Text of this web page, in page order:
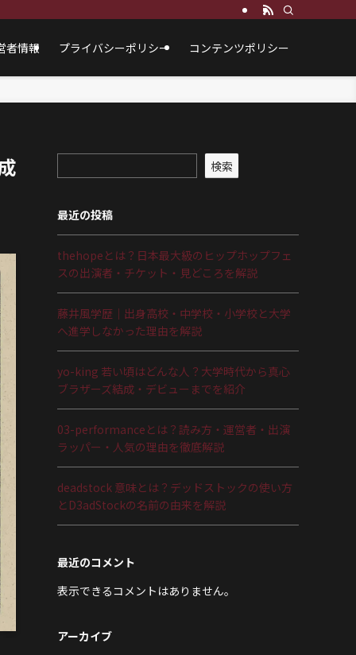
者情報 プライバシーポリシー コンテンツポリシー
検索
最近の投稿
thehopeとは？日本最大級のヒップホップフェ
スの出演者・チケット・見どころを解説
藤井風学歴｜出身高校・中学校・小学校と大学
へ進学しなかった理由を解説
yo-king 若い頃はどんな人？大学時代から真心
ブラザーズ結成・デビューまでを紹介
03-performanceとは？読み方・運営者・出演
ラッパー・人気の理由を徹底解説
deadstock 意味とは？デッドストックの使い方
とD3adStockの名前の由来を解説
最近のコメント
表示できるコメントはありません。
アーカイブ